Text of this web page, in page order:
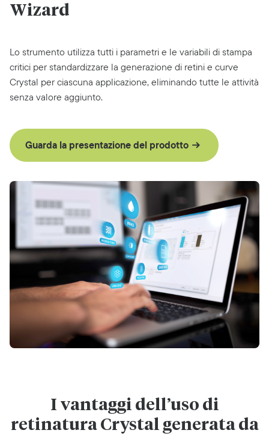
Wizard
Lo strumento utilizza tutti i parametri e le variabili di stampa
critici per standardizzare la generazione di retini e curve
Crystal per ciascuna applicazione, eliminando tutte le attività
senza valore aggiunto.
Guarda la presentazione del prodotto
I vantaggi dell’uso di
retinatura Crystal generata da